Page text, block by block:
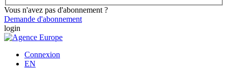
Vous n'avez pas d'abonnement ?
Demande d'abonnement
login
Connexion
EN